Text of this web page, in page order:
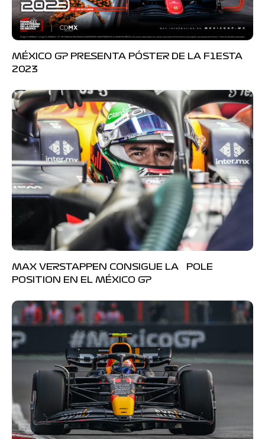
MÉXICO GP PRESENTA PÓSTER DE LA F1ESTA
2023
MAX VERSTAPPEN CONSIGUE LA POLE
POSITION EN EL MÉXICO GP